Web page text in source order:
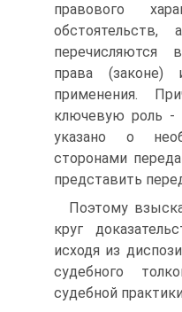
правового
перечисляются
права
применения.
ключевую роль -
указано о
сторонами
представить
Поэтому
круг
исходя из
судебного
судебной